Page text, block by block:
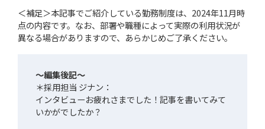
＜補足＞本記事でご紹介している勤務制度は、2024年11月時
点の内容です。なお、部署や職種によって実際の利用状況が
異なる場合がありますので、あらかじめご了承ください。
～編集後記～
＊採用担当 ジナン：
インタビューお疲れさまでした！記事を書いてみて
いかがでしたか？